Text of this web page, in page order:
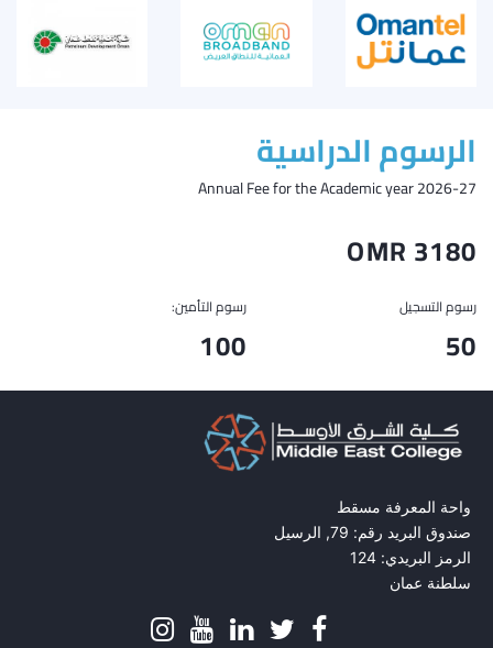
الرسوم الدراسية
Annual Fee for the Academic year 2026-27
OMR 3180
رسوم التسجيل
50
رسوم التأمين:
100
واحة المعرفة مسقط
صندوق البريد رقم: 79, الرسيل
الرمز البريدي: 124
سلطنة عمان